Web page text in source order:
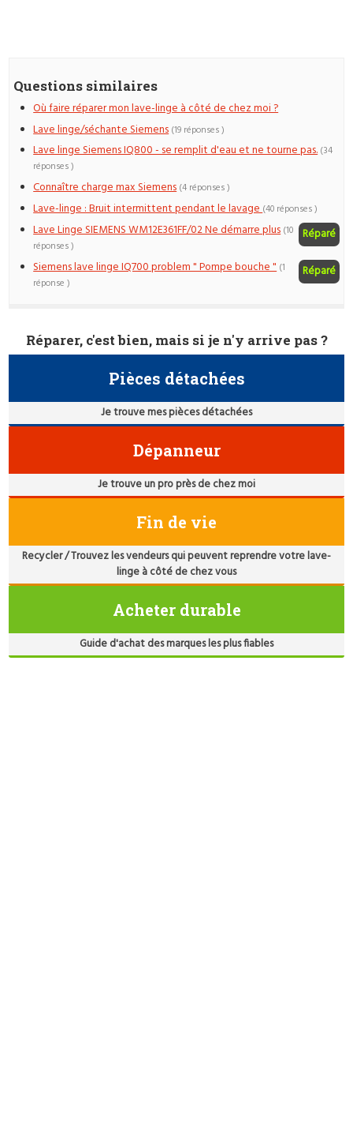
Questions similaires
Où faire réparer mon lave-linge à côté de chez moi ?
Lave linge/séchante Siemens (19 réponses )
Lave linge Siemens IQ800 - se remplit d'eau et ne tourne pas. (34
réponses )
Connaître charge max Siemens (4 réponses )
Lave-linge : Bruit intermittent pendant le lavage(40 réponses )
Lave Linge SIEMENS WM12E361FF/02 Ne démarre plus Réparé
(10
réponses )
Siemens lave linge IQ700 problem " Pompe bouche " Réparé
(1
réponse )
Réparer, c'est bien, mais si je n'y arrive pas ?
Pièces détachées
Je trouve mes pièces détachées
Dépanneur
Je trouve un pro près de chez moi
Fin de vie
Recycler / Trouvez les vendeurs qui peuvent reprendre votre lave-
linge à côté de chez vous
Acheter durable
Guide d'achat des marques les plus fiables